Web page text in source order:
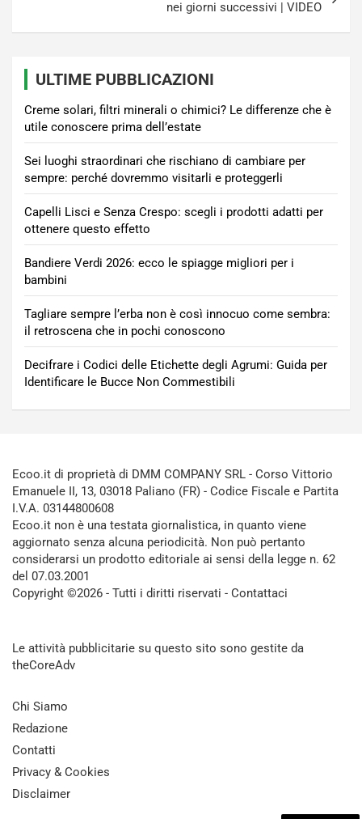
nei giorni successivi | VIDEO
ULTIME PUBBLICAZIONI
Creme solari, filtri minerali o chimici? Le differenze che è
utile conoscere prima dell’estate
Sei luoghi straordinari che rischiano di cambiare per
sempre: perché dovremmo visitarli e proteggerli
Capelli Lisci e Senza Crespo: scegli i prodotti adatti per
ottenere questo effetto
Bandiere Verdi 2026: ecco le spiagge migliori per i
bambini
Tagliare sempre l’erba non è così innocuo come sembra:
il retroscena che in pochi conoscono
Decifrare i Codici delle Etichette degli Agrumi: Guida per
Identificare le Bucce Non Commestibili
Ecoo.it di proprietà di DMM COMPANY SRL - Corso Vittorio
Emanuele II, 13, 03018 Paliano (FR) - Codice Fiscale e Partita
I.V.A. 03144800608
Ecoo.it non è una testata giornalistica, in quanto viene
aggiornato senza alcuna periodicità. Non può pertanto
considerarsi un prodotto editoriale ai sensi della legge n. 62
del 07.03.2001
Copyright ©2026 - Tutti i diritti riservati - Contattaci
Le attività pubblicitarie su questo sito sono gestite da
theCoreAdv
Chi Siamo
Redazione
Contatti
Privacy & Cookies
Disclaimer